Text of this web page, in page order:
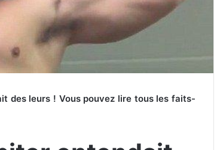
des leurs ! Vous pouvez lire tous les faits-